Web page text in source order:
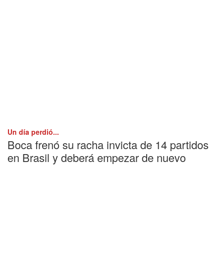
Un día perdió...
Boca frenó su racha invicta de 14 partidos
en Brasil y deberá empezar de nuevo